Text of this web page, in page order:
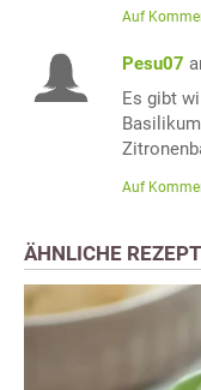
Auf
Pesu07
Es gibt
Auf
ÄHNLICHE